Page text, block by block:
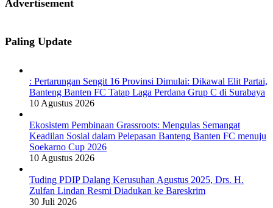
Advertisement
Paling Update
: Pertarungan Sengit 16 Provinsi Dimulai: Dikawal Elit Partai,
Banteng Banten FC Tatap Laga Perdana Grup C di Surabaya
10 Agustus 2026
Ekosistem Pembinaan Grassroots: Mengulas Semangat
Keadilan Sosial dalam Pelepasan Banteng Banten FC menuju
Soekarno Cup 2026
10 Agustus 2026
Tuding PDIP Dalang Kerusuhan Agustus 2025, Drs. H.
Zulfan Lindan Resmi Diadukan ke Bareskrim
30 Juli 2026